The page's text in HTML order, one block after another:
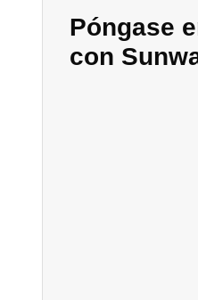
Póngase
con